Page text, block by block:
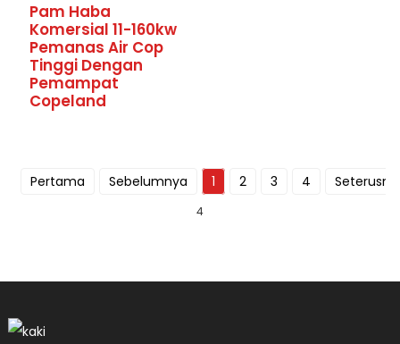
Pam Haba
Komersial 11-160kw
Pemanas Air Cop
Tinggi Dengan
Pemampat
Copeland
Pertama Sebelumnya 1 2 3 4
4